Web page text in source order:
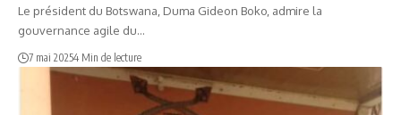
Le président du Botswana, Duma Gideon Boko, admire la
gouvernance agile du…
7 mai 20254 Min de lecture